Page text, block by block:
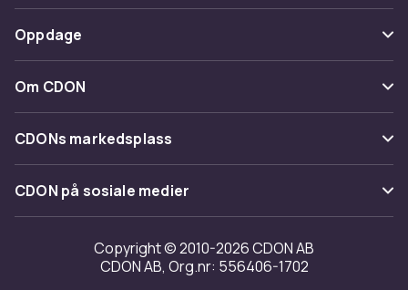
Spor pakke
Angre & returner her
Kontakt oss
Betaling
Levering
Tilbakekallinger
Oppdage
Kategorier
Varemerker
Om CDON
Om oss
Kundeanmeldelser
Jobbe på CDON
Investor relations
Tilgjengelighet
CDONs markedsplass
Merchant Help Center
CDON på sosiale medier
Copyright © 2010-2026 CDON AB
CDON AB, Org.nr: 556406-1702